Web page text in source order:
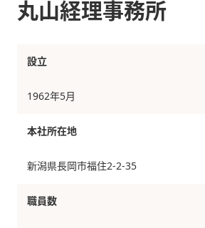
丸山経理事務所
設立
1962年5月
本社所在地
新潟県長岡市福住2-2-35
職員数